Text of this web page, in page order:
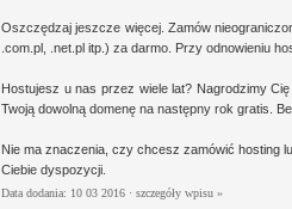
Oszczędzaj jeszcze więcej. Zamów
.com.pl, .net.pl itp.) za darmo. Przy odnowieniu
Hostujesz u nas przez wiele lat? Nagrodzimy
Twoją dowolną domenę na następny rok gratis.
Nie ma znaczenia, czy chcesz zamówić hosting
Ciebie dyspozycji.
Data dodania: 10 03 2016 · szczegóły wpisu »